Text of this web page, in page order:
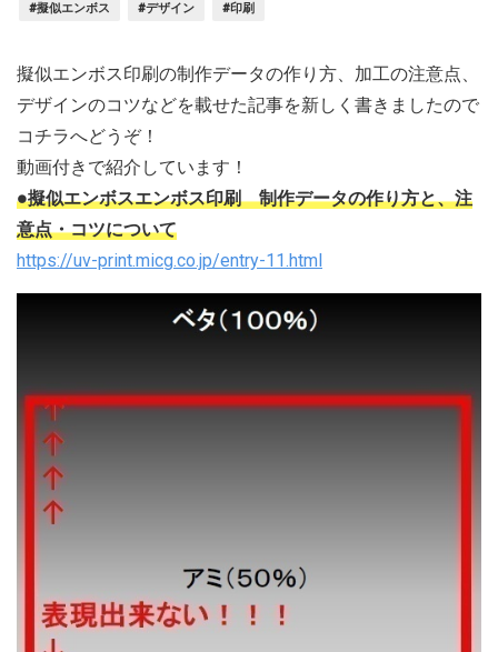
#擬似エンボス #デザイン #印刷
擬似エンボス印刷の制作データの作り方、加工の注意点、
デザインのコツなどを載せた記事を新しく書きましたので
コチラへどうぞ！
動画付きで紹介しています！
●擬似エンボスエンボス印刷 制作データの作り方と、注
意点・コツについて
https://uv-print.micg.co.jp/entry-11.html